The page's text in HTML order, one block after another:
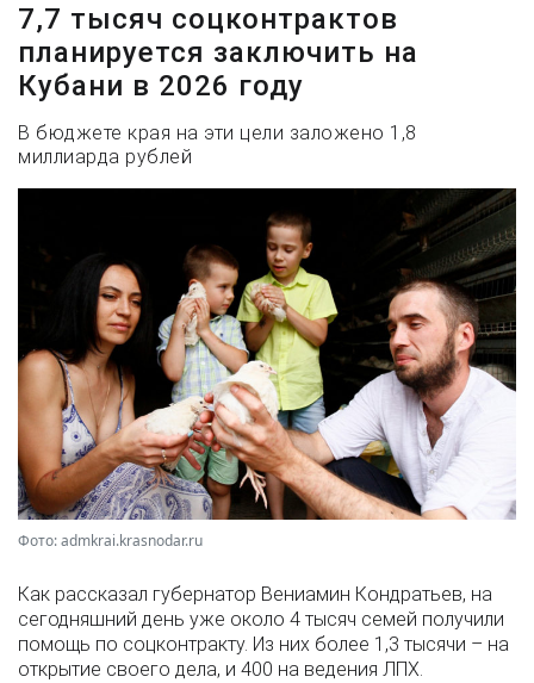
7,7 тысяч соцконтрактов
планируется заключить на
Кубани в 2026 году
В бюджете края на эти цели заложено 1,8
миллиарда рублей
Фото: admkrai.krasnodar.ru
Как рассказал губернатор Вениамин Кондратьев, на
сегодняшний день уже около 4 тысяч семей получили
помощь по соцконтракту. Из них более 1,3 тысячи – на
открытие своего дела, и 400 на ведения ЛПХ.